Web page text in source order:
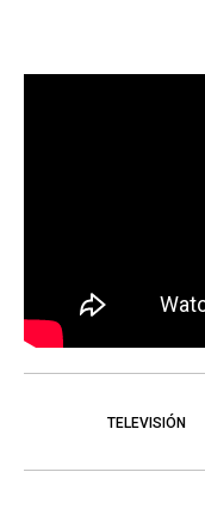
TELEVISIÓN